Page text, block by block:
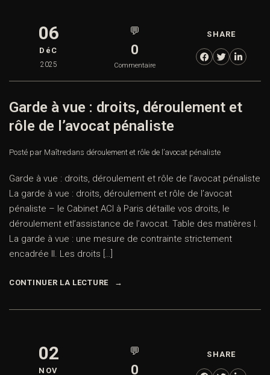
06
DéC
2025
💬
0
Commentaire
SHARE
Garde à vue : droits, déroulement et
rôle de l’avocat pénaliste
Posté par Maîtredans déroulement et rôle de l’avocat pénaliste
Garde à vue : droits, déroulement et rôle de l’avocat pénaliste
La garde à vue : droits, déroulement et rôle de l’avocat
pénaliste – le Cabinet ACI à Paris détaille vos droits, le
déroulement etl’assistance de l’avocat. Table des matières I.
La garde à vue : une mesure de contrainte strictement
encadrée II. Les droits […]
CONTINUER LA LECTURE
02
NOV
💬
0
SHARE